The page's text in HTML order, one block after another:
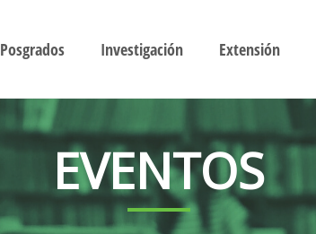
Posgrados Investigación Extensión
EVENTOS